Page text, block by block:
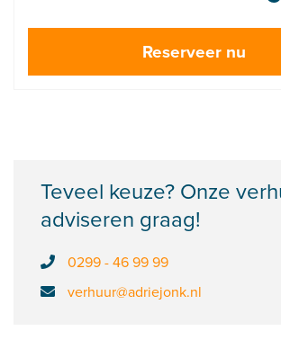
Reserveer nu
Teveel keuze? Onze
adviseren graag!
0299 - 46 99 99
verhuur@adriejonk.nl